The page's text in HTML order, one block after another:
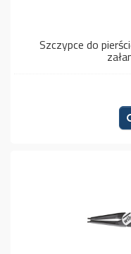
Szczypce do